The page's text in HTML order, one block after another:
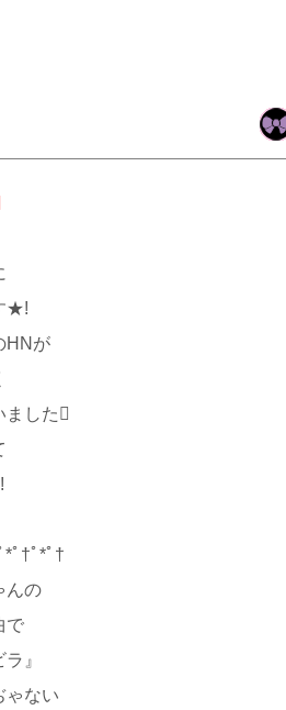
★!
HNが
ました
*ﾟ†ﾟ*ﾟ†
んの
で
』
ゃない